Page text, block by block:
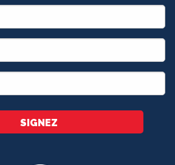
SIGNEZ